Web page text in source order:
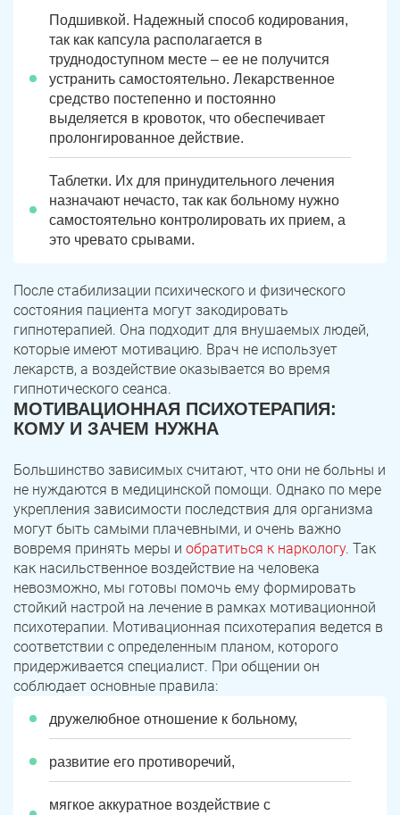
Подшивкой. Надежный способ кодирования,
так как капсула располагается в
труднодоступном месте – ее не получится
устранить самостоятельно. Лекарственное
средство постепенно и постоянно
выделяется в кровоток, что обеспечивает
пролонгированное действие.
Таблетки. Их для принудительного лечения
назначают нечасто, так как больному нужно
самостоятельно контролировать их прием, а
это чревато срывами.
После стабилизации психического и физического
состояния пациента могут закодировать
гипнотерапией. Она подходит для внушаемых людей,
которые имеют мотивацию. Врач не использует
лекарств, а воздействие оказывается во время
гипнотического сеанса.
МОТИВАЦИОННАЯ ПСИХОТЕРАПИЯ:
КОМУ И ЗАЧЕМ НУЖНА
Большинство зависимых считают, что они не больны и
не нуждаются в медицинской помощи. Однако по мере
укрепления зависимости последствия для организма
могут быть самыми плачевными, и очень важно
вовремя принять меры и обратиться к наркологу. Так
как насильственное воздействие на человека
невозможно, мы готовы помочь ему формировать
стойкий настрой на лечение в рамках мотивационной
психотерапии. Мотивационная психотерапия ведется в
соответствии с определенным планом, которого
придерживается специалист. При общении он
соблюдает основные правила:
дружелюбное отношение к больному,
развитие его противоречий,
мягкое аккуратное воздействие с